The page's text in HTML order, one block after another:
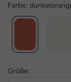
Farbe:
Größe: